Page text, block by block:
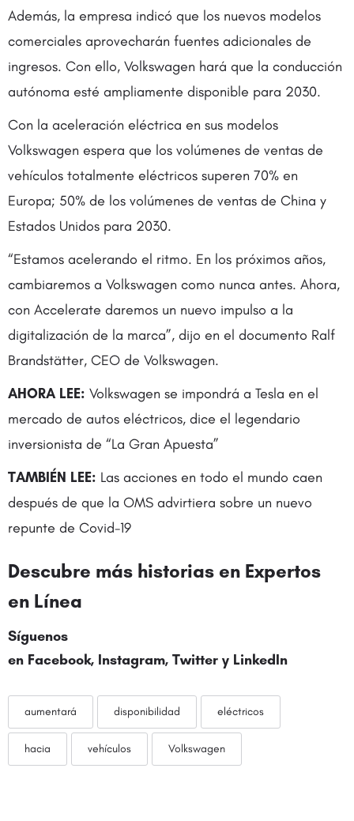
Además, la empresa indicó que los nuevos modelos
comerciales aprovecharán fuentes adicionales de
ingresos. Con ello, Volkswagen hará que la conducción
autónoma esté ampliamente disponible para 2030.
Con la aceleración eléctrica en sus modelos
Volkswagen espera que los volúmenes de ventas de
vehículos totalmente eléctricos superen 70% en
Europa; 50% de los volúmenes de ventas de China y
Estados Unidos para 2030.
“Estamos acelerando el ritmo. En los próximos años,
cambiaremos a Volkswagen como nunca antes. Ahora,
con Accelerate daremos un nuevo impulso a la
digitalización de la marca”, dijo en el documento Ralf
Brandstätter, CEO de Volkswagen.
AHORA LEE: Volkswagen se impondrá a Tesla en el
mercado de autos eléctricos, dice el legendario
inversionista de “La Gran Apuesta”
TAMBIÉN LEE: Las acciones en todo el mundo caen
después de que la OMS advirtiera sobre un nuevo
repunte de Covid-19
Descubre más historias en Expertos
en Línea
Síguenos
en Facebook, Instagram, Twitter y LinkedIn
aumentará disponibilidad eléctricos
hacia vehículos Volkswagen